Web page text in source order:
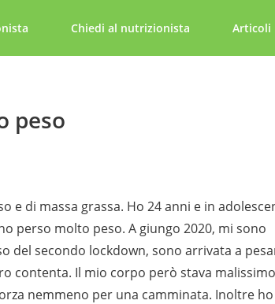
Chiedi al nutrizionista Articoli
peso
di massa grassa. Ho 24 anni e in
perso molto peso. A giungo 2020, mi sono
del secondo lockdown, sono arrivata a
contenta. Il mio corpo però stava
nemmeno per una camminata. Inoltre ho